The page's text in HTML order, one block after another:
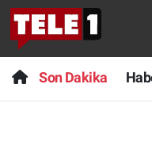
Son Dakika
Anında Manşet
Başka Sohbetler
Son Dakika
Haber
Nöbetçi
Hava Durumu